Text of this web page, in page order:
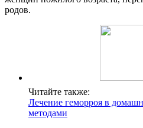
родов.
Читайте также:
Лечение геморроя в
методами